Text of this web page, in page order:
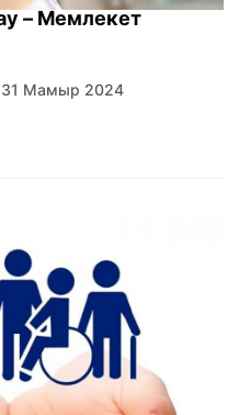
– Мемлекет
Мамыр 2024